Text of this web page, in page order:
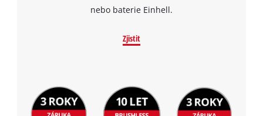
nebo baterie Einhell.
Zjistit